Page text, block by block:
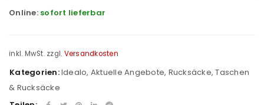
Online: sofort lieferbar
inkl. MwSt. zzgl. Versandkosten
Kategorien:Idealo, Aktuelle Angebote, Rucksäcke,Taschen
& Rucksäcke